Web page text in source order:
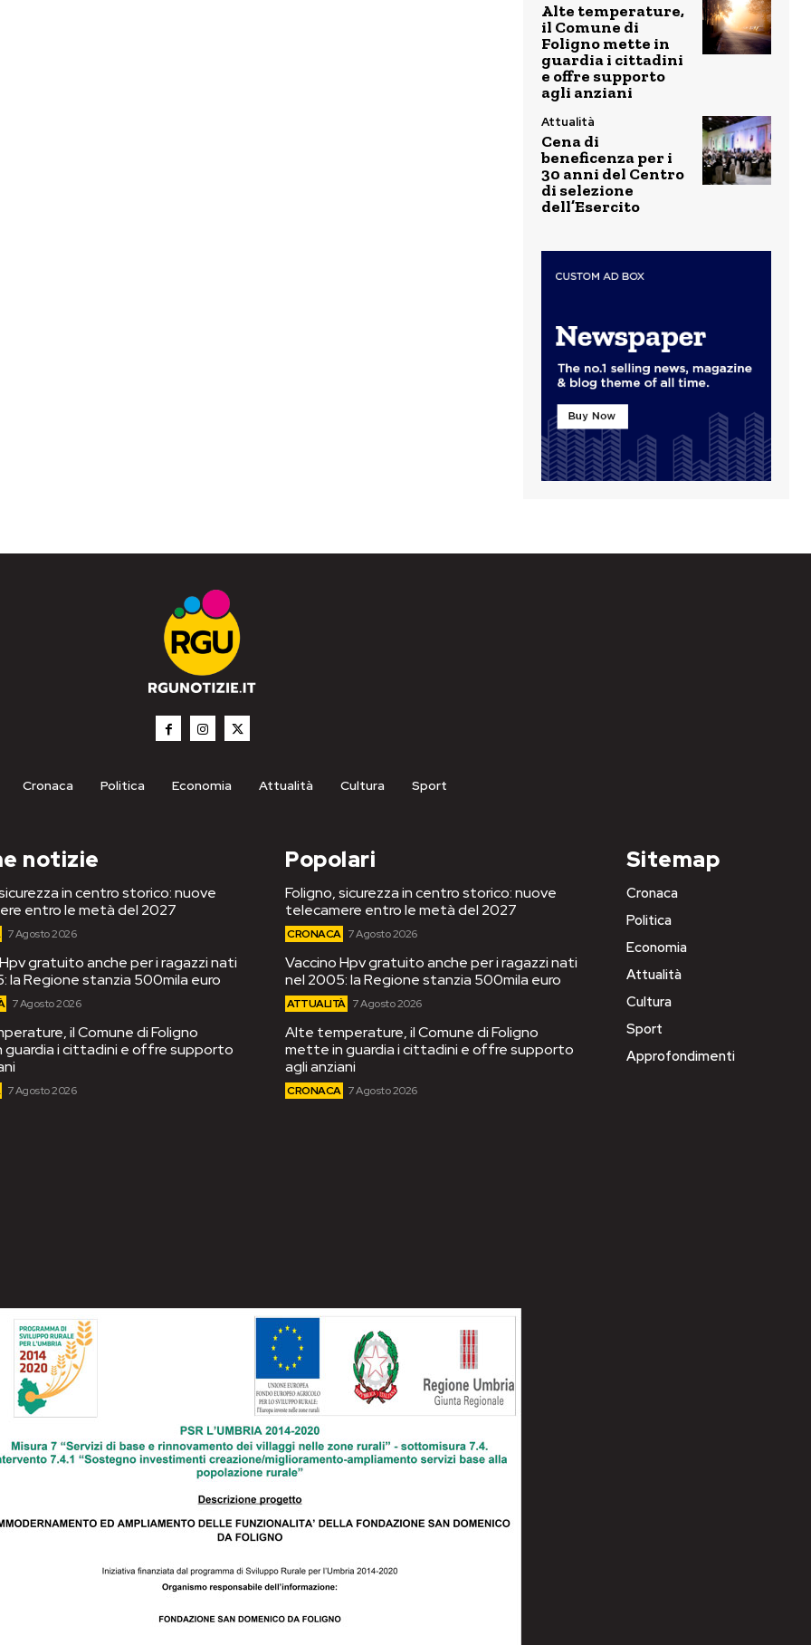
Alte temperature,
il Comune di
Foligno mette in
guardia i cittadini
e offre supporto
agli anziani
Attualità
Cena di
beneficenza per i
30 anni del Centro
di selezione
dell’Esercito
Cronaca Politica Economia Attualità Cultura Sport
notizie
in centro storico: nuove
entro le metà del 2027
7 Agosto 2026
gratuito anche per i ragazzi nati
la Regione stanzia 500mila euro
7 Agosto 2026
il Comune di Foligno
i cittadini e offre supporto
7 Agosto 2026
Popolari
Foligno, sicurezza in centro storico: nuove
telecamere entro le metà del 2027
CRONACA 7 Agosto 2026
Vaccino Hpv gratuito anche per i ragazzi nati
nel 2005: la Regione stanzia 500mila euro
ATTUALITÀ 7 Agosto 2026
Alte temperature, il Comune di Foligno
mette in guardia i cittadini e offre supporto
agli anziani
CRONACA 7 Agosto 2026
Sitemap
Cronaca
Politica
Economia
Attualità
Cultura
Sport
Approfondimenti